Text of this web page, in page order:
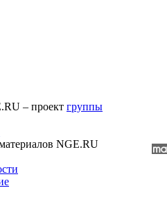
– проект группы
NGE.RU